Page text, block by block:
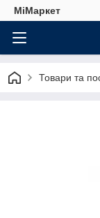
МіМаркет
Товари та